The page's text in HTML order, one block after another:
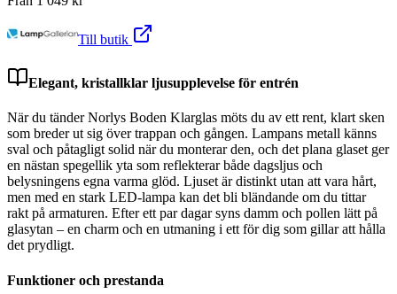
Till butik
Elegant, kristallklar ljusupplevelse för entrén
När du tänder Norlys Boden Klarglas möts du av ett rent, klart sken
som breder ut sig över trappan och gången. Lampans metall känns
sval och påtagligt solid när du monterar den, och det plana glaset ger
en nästan spegellik yta som reflekterar både dagsljus och
belysningens egna varma glöd. Ljuset är distinkt utan att vara hårt,
men med en stark LED-lampa kan det bli bländande om du tittar
rakt på armaturen. Efter ett par dagar syns damm och pollen lätt på
glasytan – en charm och en utmaning i ett för dig som gillar att hålla
det prydligt.
Funktioner och prestanda